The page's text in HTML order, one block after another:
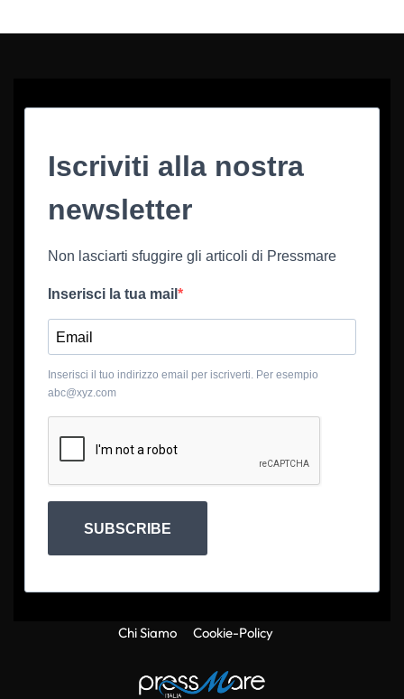
Iscriviti alla nostra
newsletter
Non lasciarti sfuggire gli articoli di Pressmare
Inserisci la tua mail
Inserisci il tuo indirizzo email per iscriverti. Per esempio
abc@xyz.com
SUBSCRIBE
Chi Siamo Cookie-Policy